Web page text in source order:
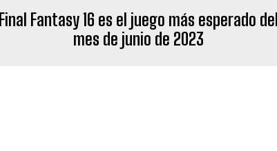
Final Fantasy 16 es el juego más esperado del
mes de junio de 2023